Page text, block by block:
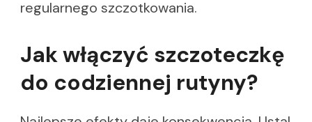
regularnego szczotkowania.
Jak włączyć szczoteczkę
do codziennej rutyny?